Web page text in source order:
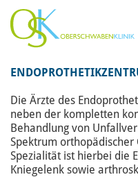
Die Ärzte des
neben der kompletten
Behandlung von
Spektrum orthopädischer
Spezialität ist hierbei die
Kniegelenk sowie